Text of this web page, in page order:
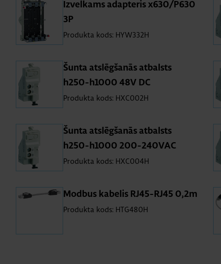
Iz­vel­kams adap­te­ris x630/P630
3P
Produkta kods: HYW332H
Šunta at­slēg­ša­nās at­balsts
h250-h1000 48V DC
Produkta kods: HXC002H
Šunta at­slēg­ša­nās at­balsts
h250-h1000 200-240VAC
Produkta kods: HXC004H
Modbus ka­be­lis RJ45-RJ45 0,2m
Produkta kods: HTG480H